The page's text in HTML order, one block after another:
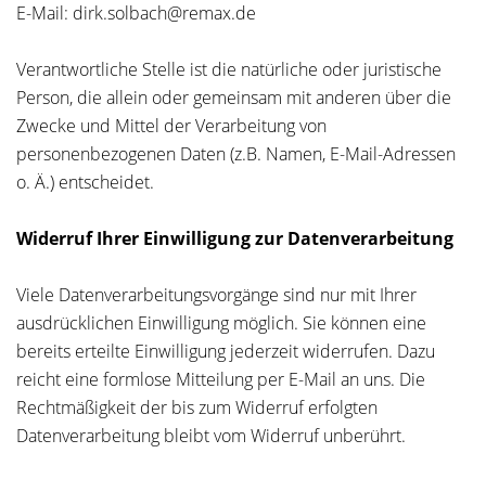
E-Mail: dirk.solbach@remax.de
Verantwortliche Stelle ist die natürliche oder juristische
Person, die allein oder gemeinsam mit anderen über die
Zwecke und Mittel der Verarbeitung von
personenbezogenen Daten (z.B. Namen, E-Mail-Adressen
o. Ä.) entscheidet.
Widerruf Ihrer Einwilligung zur Datenverarbeitung
Viele Datenverarbeitungsvorgänge sind nur mit Ihrer
ausdrücklichen Einwilligung möglich. Sie können eine
bereits erteilte Einwilligung jederzeit widerrufen. Dazu
reicht eine formlose Mitteilung per E-Mail an uns. Die
Rechtmäßigkeit der bis zum Widerruf erfolgten
Datenverarbeitung bleibt vom Widerruf unberührt.